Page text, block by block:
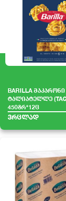
BARILLA მაკარონი
ტალიატელლე
450გრ*12ც
ვრცლად